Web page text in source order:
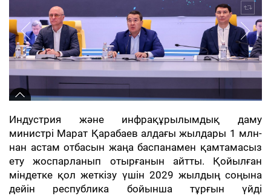
Индустрия және инфрақұрылымдық даму
министрі Марат Қарабаев алдағы жылдары 1 млн-
нан астам отбасын жаңа баспанамен қамтамасыз
ету жоспарланып отырғанын айтты. Қойылған
міндетке қол жеткізу үшін 2029 жылдың соңына
дейін республика бойынша тұрғын үйді